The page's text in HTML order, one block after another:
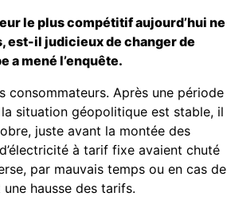
le plus compétitif aujourd’hui ne
est-il judicieux de changer de
a mené l’enquête.
Après une période
situation géopolitique est stable, il
juste avant la montée des
à tarif fixe avaient chuté
par mauvais temps ou en cas de
hausse des tarifs.